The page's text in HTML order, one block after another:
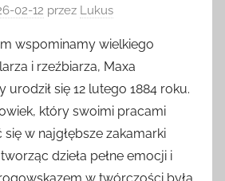
02-12 przez Lukus
wspominamy wielkiego
i rzeźbiarza, Maxa
urodził się 12 lutego 1884 roku.
który swoimi pracami
się w najgłębsze zakamarki
dzieła pełne emocji i
w twórczości była